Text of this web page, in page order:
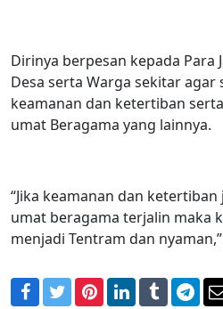
Dirinya berpesan kepada Para
Desa serta Warga sekitar agar
keamanan dan ketertiban
umat Beragama yang lainnya.
“Jika keamanan dan
umat beragama terjalin maka
menjadi Tentram dan